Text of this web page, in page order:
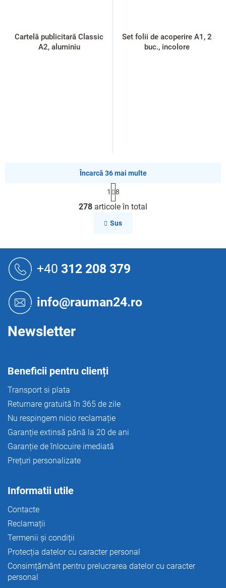
Cartelă publicitară Classic
A2, aluminiu
Set folii de acoperire A1, 2
buc., incolore
C
o
n
o
u
i
s
Încarcă 36 mai multe
P
a
g
i
n
e
1 8
278 articole în total
Sus
+40 312 208 379
info@rauman24.ro
Newsletter
Beneficii pentru clienți
Transport si plata
Returnare gratuită în 365 de zile
Nu respingem nicio reclamație
Garanție extinsă până la 20 de ani
Garanție de înlocuire imediată
Prețuri personalizate
Informatii utile
Contacte
Reclamații
Termenii și condiții
Protecția datelor cu caracter personal
Consimțământ pentru prelucrarea datelor cu caracter
personal